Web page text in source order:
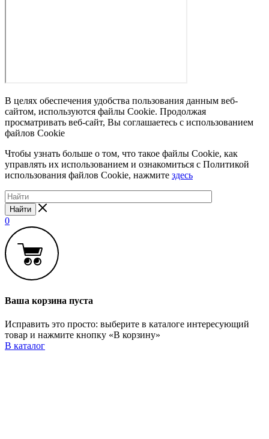
В целях обеспечения удобства пользования данным веб-
сайтом, используются файлы Cookie. Продолжая
просматривать веб-сайт, Вы соглашаетесь с использованием
файлов Cookie
Чтобы узнать больше о том, что такое файлы Cookie, как
управлять их использованием и ознакомиться с Политикой
использования файлов Cookie, нажмите здесь
Найти
0
Ваша корзина пуста
Исправить это просто: выберите в каталоге интересующий
товар и нажмите кнопку «В корзину»
В каталог